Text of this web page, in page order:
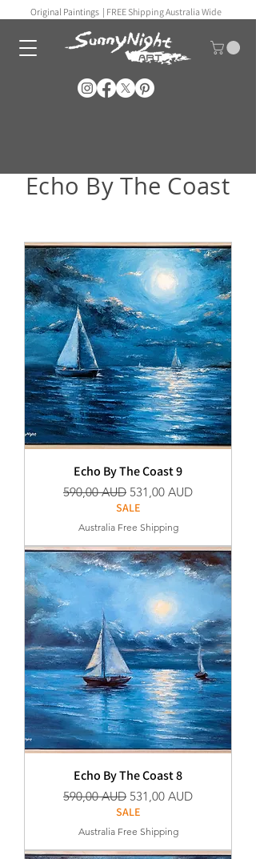
Original Paintings | FREE Shipping Australia Wide
Echo By The Coast
Echo By The Coast 9
Szokásos ár
590,00 AUD Akciós ár
531,00 AUD
SALE
Australia Free Shipping
Echo By The Coast 8
Szokásos ár
590,00 AUD Akciós ár
531,00 AUD
SALE
Australia Free Shipping